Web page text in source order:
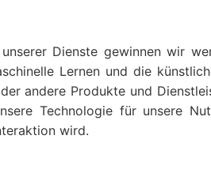
Dienste gewinnen wir
Lernen und die
andere Produkte und
Technologie für unsere
wird.